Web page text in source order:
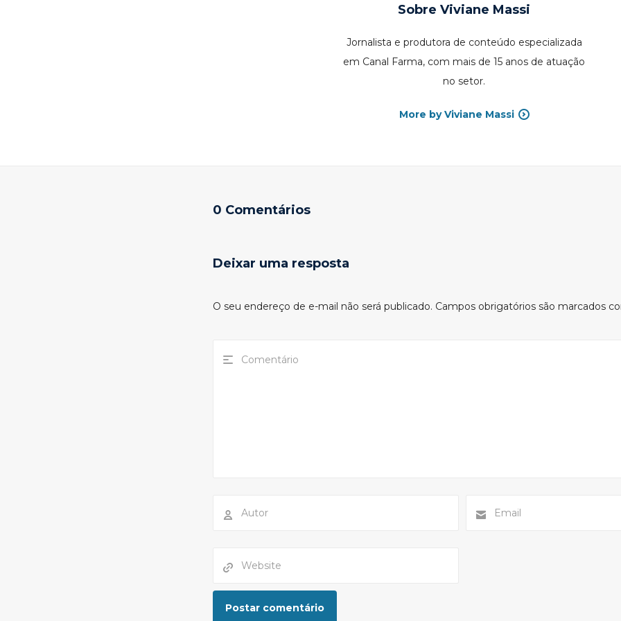
Sobre Viviane Massi
Jornalista e produtora de conteúdo especializada
em Canal Farma, com mais de 15 anos de atuação
no setor.
More by Viviane Massi
0 Comentários
Deixar uma resposta
O seu endereço de e-mail não será publicado. Campos obrigatórios são marcados